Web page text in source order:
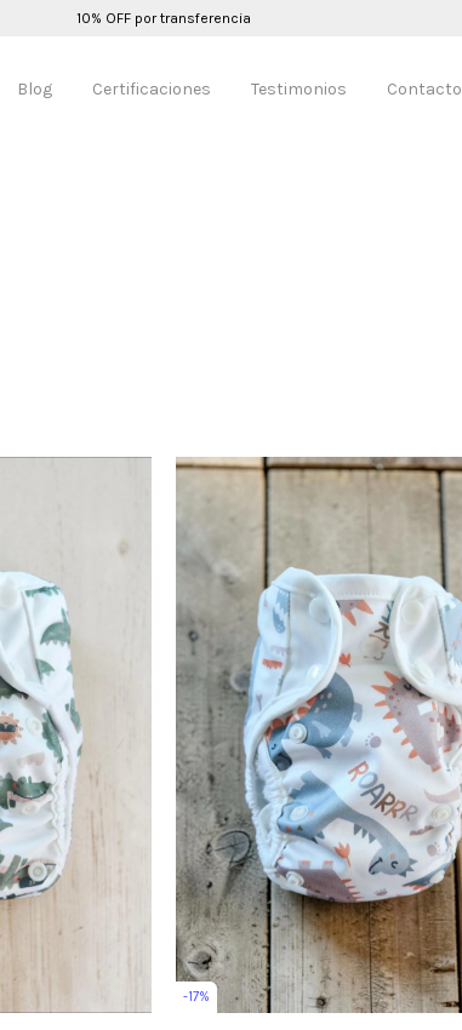
10% OFF por transferencia
Blog Certificaciones Testimonios Contacto
-17%